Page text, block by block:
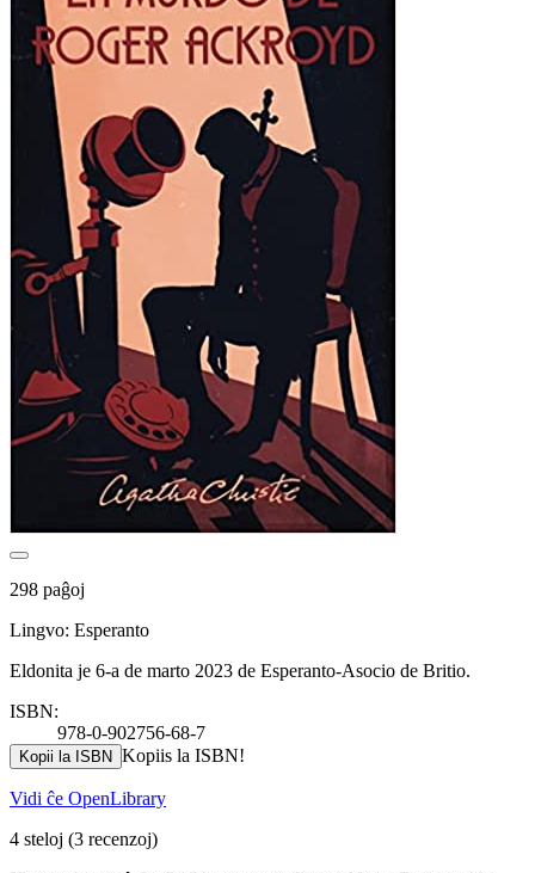
298 paĝoj
Lingvo: Esperanto
Eldonita je 6-a de marto 2023 de Esperanto-Asocio de Britio.
ISBN:
978-0-902756-68-7
Kopii la ISBN Kopiis la ISBN!
Vidi ĉe OpenLibrary
4 steloj (3 recenzoj)